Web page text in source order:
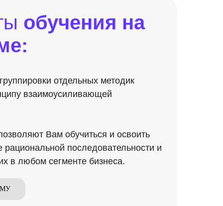
обучения на
:
отдельных методик
взаимоусиливающей
Вам обучиться и освоить
рациональной последовательности и
в любом сегменте бизнеса.